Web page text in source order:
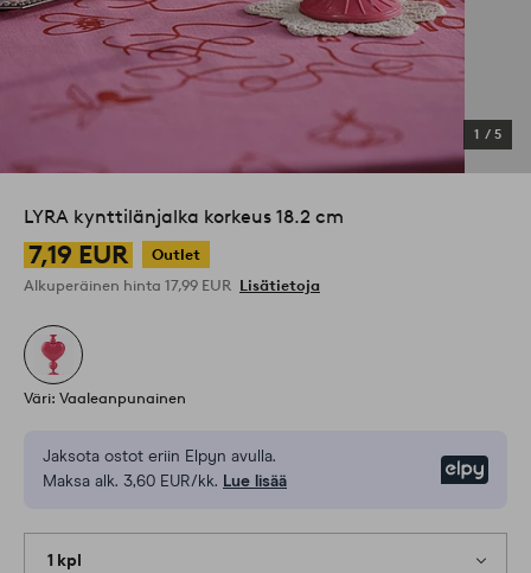
1 / 5
LYRA kynttilänjalka korkeus 18.2 cm
7,19 EUR
Outlet
Alkuperäinen hinta 17,99 EUR Lisätietoja
Väri: Vaaleanpunainen
Jaksota ostot eriin Elpyn avulla.
Maksa alk. 3,60 EUR/kk. Lue lisää
1 kpl